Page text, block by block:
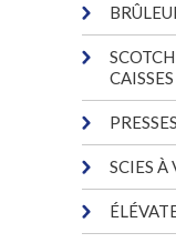
CAISSES
PRESSES
SCIES À